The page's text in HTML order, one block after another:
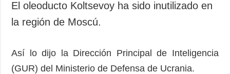
ADICIONAL
Publicaciones
Entrevistas
Banco de
imágenes
El oleoducto Koltsevoy ha sido inutilizado en
la región de Moscú.
Así lo dijo la Dirección Principal de Inteligencia
(GUR) del Ministerio de Defensa de Ucrania.